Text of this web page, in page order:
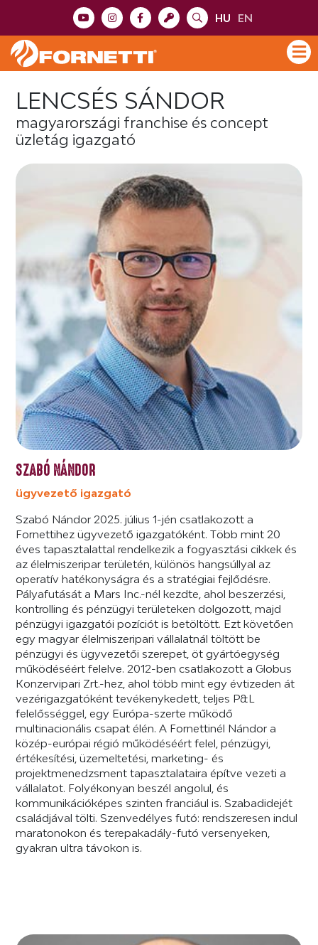
HU EN
LENCSÉS SÁNDOR
magyarországi franchise és concept
üzletág igazgató
SZABÓ NÁNDOR
ügyvezető igazgató
Szabó Nándor 2025. július 1-jén csatlakozott a
Fornettihez ügyvezető igazgatóként. Több mint 20
éves tapasztalattal rendelkezik a fogyasztási cikkek és
az élelmiszeripar területén, különös hangsúllyal az
operatív hatékonyságra és a stratégiai fejlődésre.
Pályafutását a Mars Inc.-nél kezdte, ahol beszerzési,
kontrolling és pénzügyi területeken dolgozott, majd
pénzügyi igazgatói pozíciót is betöltött. Ezt követően
egy magyar élelmiszeripari vállalatnál töltött be
pénzügyi és ügyvezetői szerepet, öt gyártóegység
működéséért felelve. 2012-ben csatlakozott a Globus
Konzervipari Zrt.-hez, ahol több mint egy évtizeden át
vezérigazgatóként tevékenykedett, teljes P&L
felelősséggel, egy Európa-szerte működő
multinacionális csapat élén. A Fornettinél Nándor a
közép-európai régió működéséért felel, pénzügyi,
értékesítési, üzemeltetési, marketing- és
projektmenedzsment tapasztalataira építve vezeti a
vállalatot. Folyékonyan beszél angolul, és
kommunikációképes szinten franciául is. Szabadidejét
családjával tölti. Szenvedélyes futó: rendszeresen indul
maratonokon és terepakadály-futó versenyeken,
gyakran ultra távokon is.